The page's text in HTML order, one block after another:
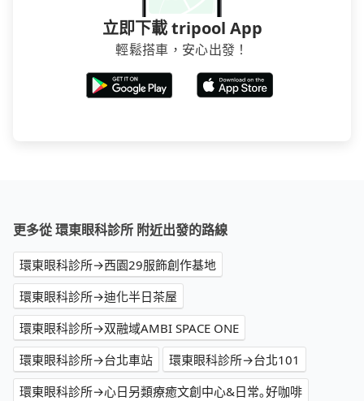
立即下載 tripool App
輕鬆搭車，安心出發！
更多從 環東眼科診所 附近出發的路線
環東眼科診所→西園29服飾創作基地
環東眼科診所→迪化半日茶屋
環東眼科診所→双融域AMBI SPACE ONE
環東眼科診所→台北車站
環東眼科診所→台北101
環東眼科診所→心日另類療癒文創中心&日常｡好咖啡